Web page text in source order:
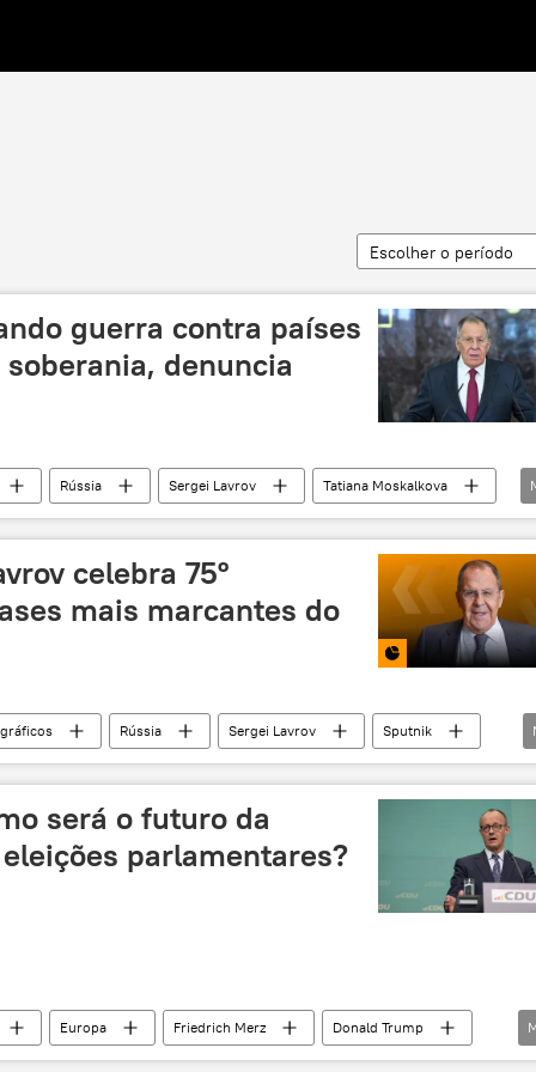
Escolher o período
guerra contra países
denuncia
Rússia Sergei Lavrov
Tatiana Moskalkova
Ucrânia
CEI
celebra 75º
mais marcantes do
Rússia Sergei Lavrov
Sputnik
será o futuro da
parlamentares?
Europa Friedrich Merz
Donald Trump
AfD
CDU